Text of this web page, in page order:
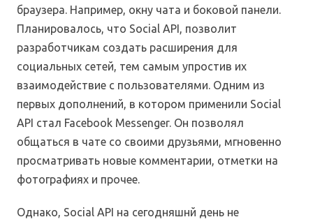
браузера. Например, окну чата и боковой панели.
Планировалось, что Social API, позволит
разработчикам создать расширения для
социальных сетей, тем самым упростив их
взаимодействие с пользователями. Одним из
первых дополнений, в котором применили Social
API стал Facebook Messenger. Он позволял
общаться в чате со своими друзьями, мгновенно
просматривать новые комментарии, отметки на
фотографиях и прочее.
Однако, Social API на сегодняшнй день не